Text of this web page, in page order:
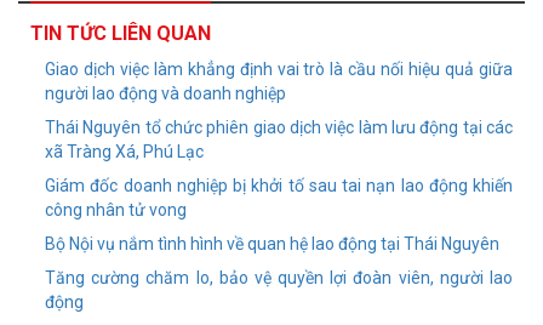
TIN TỨC LIÊN QUAN
Giao dịch việc làm khẳng định vai trò là cầu nối hiệu quả giữa
người lao động và doanh nghiệp
Thái Nguyên tổ chức phiên giao dịch việc làm lưu động tại các
xã Tràng Xá, Phú Lạc
Giám đốc doanh nghiệp bị khởi tố sau tai nạn lao động khiến
công nhân tử vong
Bộ Nội vụ nắm tình hình về quan hệ lao động tại Thái Nguyên
Tăng cường chăm lo, bảo vệ quyền lợi đoàn viên, người lao
động